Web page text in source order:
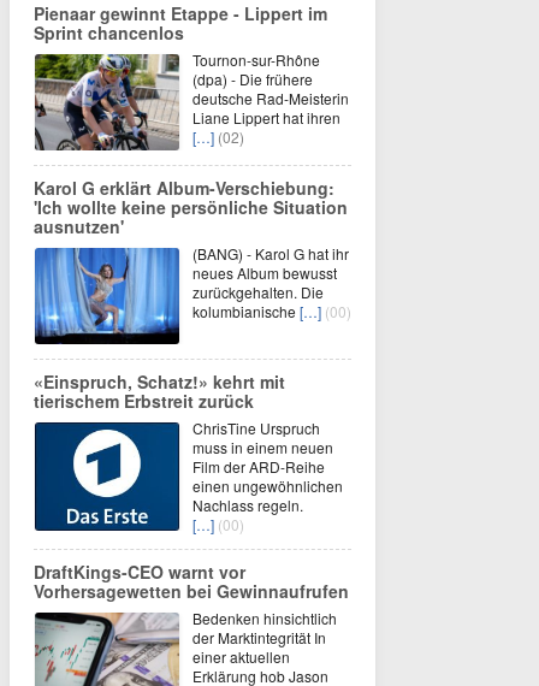
Pienaar gewinnt Etappe - Lippert im
Sprint chancenlos
Tournon-sur-Rhône
(dpa) - Die frühere
deutsche Rad-Meisterin
Liane Lippert hat ihren
[…] (02)
Karol G erklärt Album-Verschiebung:
'Ich wollte keine persönliche Situation
ausnutzen'
(BANG) - Karol G hat ihr
neues Album bewusst
zurückgehalten. Die
kolumbianische […] (00)
«Einspruch, Schatz!» kehrt mit
tierischem Erbstreit zurück
ChrisTine Urspruch
muss in einem neuen
Film der ARD-Reihe
einen ungewöhnlichen
Nachlass regeln.
[…] (00)
DraftKings-CEO warnt vor
Vorhersagewetten bei Gewinnaufrufen
Bedenken hinsichtlich
der Marktintegrität In
einer aktuellen
Erklärung hob Jason